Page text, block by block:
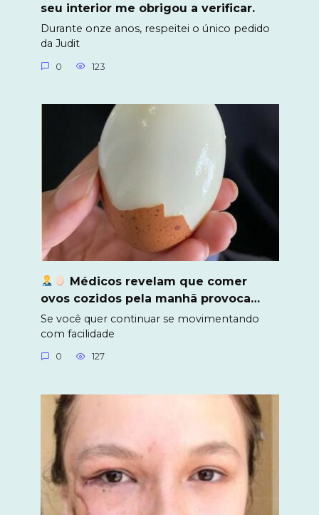
seu interior me obrigou a verificar.
Durante onze anos, respeitei o único pedido
da Judit
0 123
Médicos revelam que comer
ovos cozidos pela manhã provoca…
Se você quer continuar se movimentando
com facilidade
0 127